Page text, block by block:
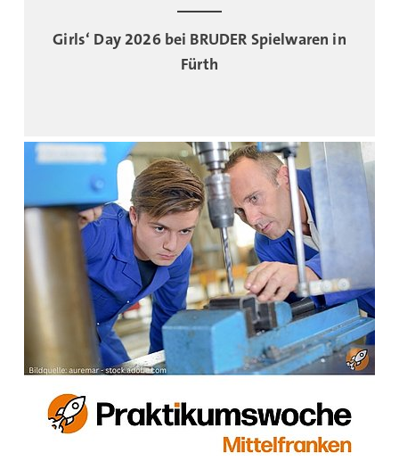
Girls‘ Day 2026 bei BRUDER Spielwaren in
Fürth